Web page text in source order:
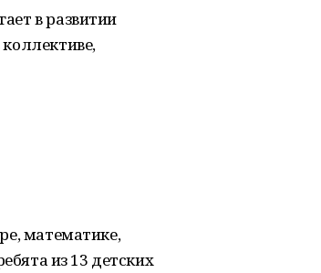
в развитии
математике,
из 13 детских